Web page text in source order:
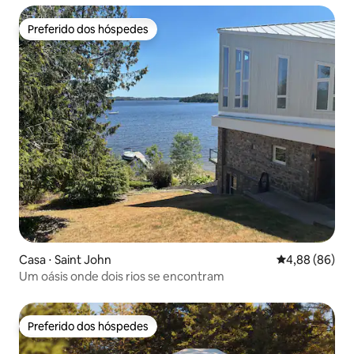
Preferido dos hóspedes
Preferido dos hóspedes
Casa ⋅ Saint John 4,88 de uma
4,88 (86)
Um oásis onde dois rios se encontram
Preferido dos hóspedes
Preferido dos hóspedes